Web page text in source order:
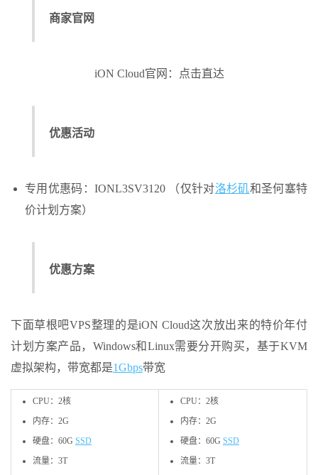
商家官网
iON Cloud官网：点击直达
优惠活动
专用优惠码：IONL3SV3120 （仅针对洛杉矶和圣何塞特
价计划方案）
优惠方案
下面草根吧VPS整理的是iON Cloud这次放出来的特价年付
计划方案产品，Windows和Linux需要分开购买，基于KVM
虚拟架构，带宽都是1Gbps带宽
CPU：2核
内存：2G
硬盘：60G SSD
流量：3T
CPU：2核
内存：2G
硬盘：60G SSD
流量：3T